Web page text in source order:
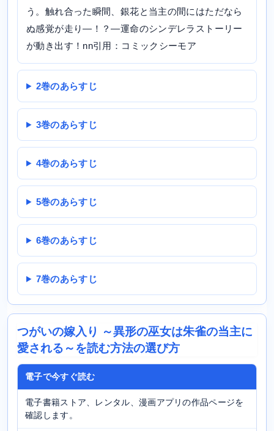
う。触れ合った瞬間、銀花と当主の間にはただなら
ぬ感覚が走り―！？―運命のシンデレラストーリー
が動き出す！nn引用：コミックシーモア
2巻のあらすじ
3巻のあらすじ
4巻のあらすじ
5巻のあらすじ
6巻のあらすじ
7巻のあらすじ
つがいの嫁入り ～異形の巫女は朱雀の当主に
愛される～を読む方法の選び方
電子で今すぐ読む
電子書籍ストア、レンタル、漫画アプリの作品ページを
確認します。